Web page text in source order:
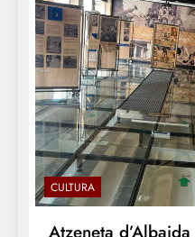
CULTURA